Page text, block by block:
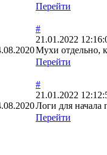
Перейти
#
21.01.2022
Мухи отдельно,
Перейти
#
21.01.2022
Логи для начала
Перейти